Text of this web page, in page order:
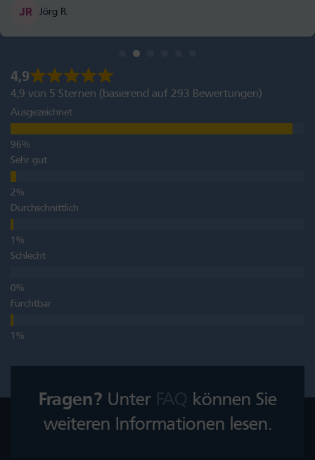
Jörg R.
4,9
4,9 von 5 Sternen (basierend auf 293 Bewertungen)
Ausgezeichnet
Sehr gut
Durchschnittlich
Schlecht
Furchtbar
Fragen? Unter FAQ können Sie
weiteren Informationen lesen.